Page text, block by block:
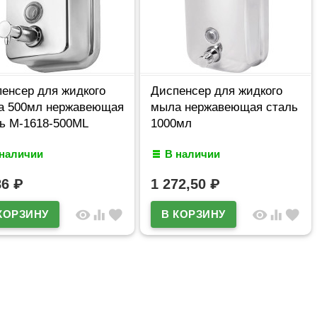
для жидкого
500мл нержавеющая
M-1618-500ML
₽
visibility equalizer favorite
Диспенсер для жидкого
мыла нержавеющая сталь
1000мл
В наличии
1 272,50₽
visibility equalizer favorite